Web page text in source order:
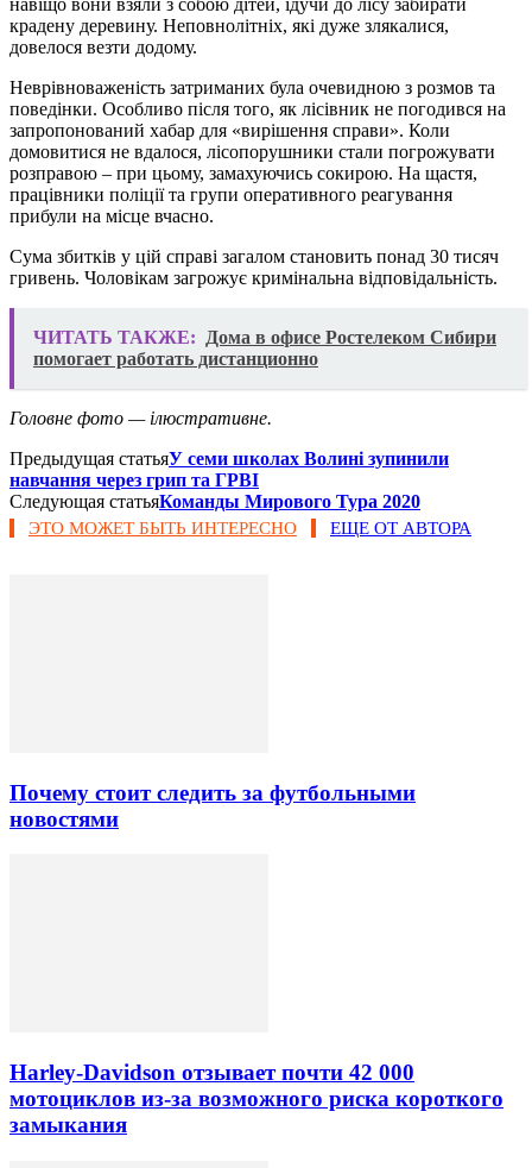
крадену деревину. Неповнолітніх, які дуже злякалися,
довелося везти додому.
Неврівноваженість затриманих була очевидною з розмов та
поведінки. Особливо після того, як лісівник не погодився на
запропонований хабар для «вирішення справи». Коли
домовитися не вдалося, лісопорушники стали погрожувати
розправою – при цьому, замахуючись сокирою. На щастя,
працівники поліції та групи оперативного реагування
прибули на місце вчасно.
Сума збитків у цій справі загалом становить понад 30 тисяч
гривень. Чоловікам загрожує кримінальна відповідальність.
ЧИТАТЬ ТАКЖЕ:
Дома в офисе Ростелеком Сибири
помогает работать дистанционно
Головне фото — ілюстративне.
Предыдущая статьяУ семи школах Волині зупинили
навчання через грип та ГРВІ
Следующая статьяКоманды Мирового Тура 2020
ЭТО МОЖЕТ БЫТЬ ИНТЕРЕСНО ЕЩЕ ОТ АВТОРА
Почему стоит следить за футбольными
новостями
Harley-Davidson отзывает почти 42 000
мотоциклов из-за возможного риска короткого
замыкания